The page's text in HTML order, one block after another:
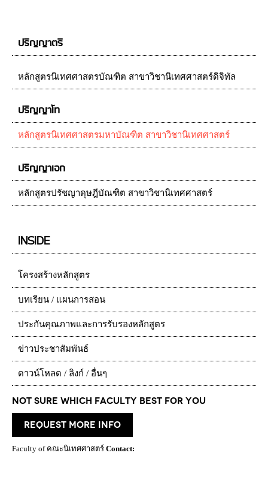
ปริญญาตรี
หลักสูตรนิเทศศาสตรบัณฑิต สาขาวิชานิเทศศาสตร์ดิจิทัล
ปริญญาโท
หลักสูตรนิเทศศาสตรมหาบัณฑิต สาขาวิชานิเทศศาสตร์
ปริญญาเอก
หลักสูตรปรัชญาดุษฎีบัณฑิต สาขาวิชานิเทศศาสตร์
INSIDE
โครงสร้างหลักสูตร
บทเรียน / แผนการสอน
ประกันคุณภาพและการรับรองหลักสูตร
ข่าวประชาสัมพันธ์
ดาวน์โหลด / ลิงก์ / อื่นๆ
Not Sure which Faculty best for you
request more info
Faculty of คณะนิเทศศาสตร์ Contact: